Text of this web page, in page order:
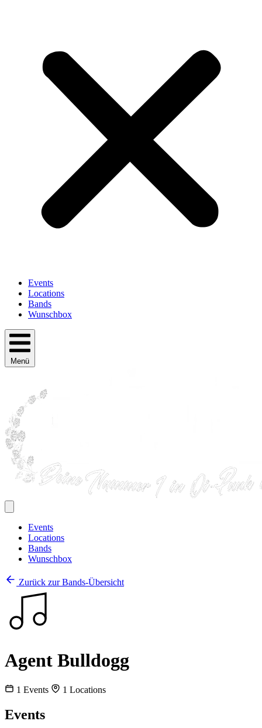
Events
Locations
Bands
Wunschbox
Menü
Events
Locations
Bands
Wunschbox
Zurück zur Bands-Übersicht
Agent Bulldogg
1 Events 1 Locations
Events